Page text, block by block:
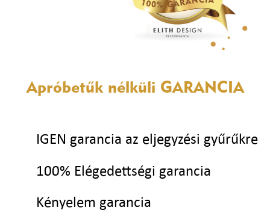
Apróbetűk nélküli GARANCIA
IGEN garancia az eljegyzési gyűrűkre
100% Elégedettségi garancia
Kényelem garancia